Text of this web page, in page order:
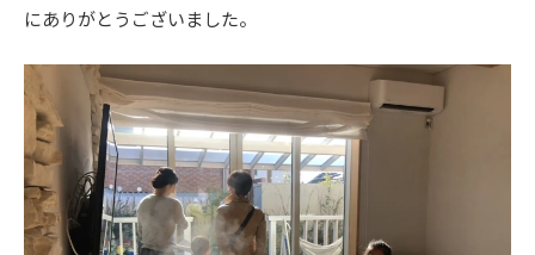
にありがとうございました。